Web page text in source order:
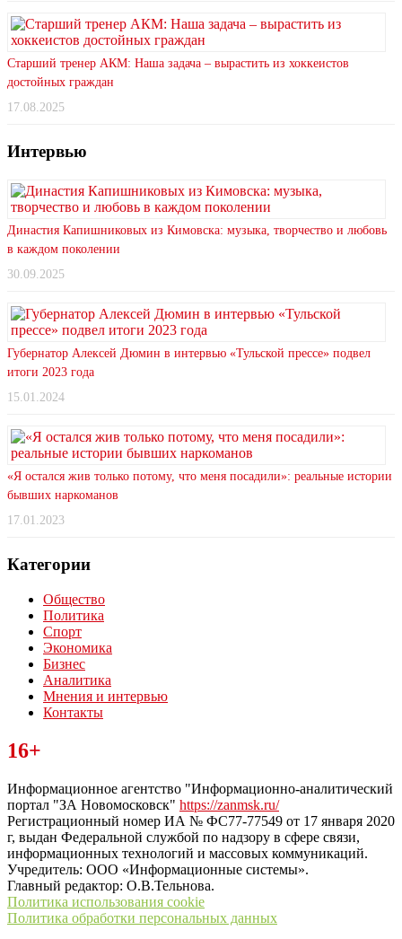
Старший тренер АКМ: Наша задача – вырастить из хоккеистов
достойных граждан
17.08.2025
Интервью
Династия Капишниковых из Кимовска: музыка, творчество и любовь
в каждом поколении
30.09.2025
Губернатор Алексей Дюмин в интервью «Тульской прессе» подвел
итоги 2023 года
15.01.2024
«Я остался жив только потому, что меня посадили»: реальные истории
бывших наркоманов
17.01.2023
Категории
Общество
Политика
Спорт
Экономика
Бизнес
Аналитика
Мнения и интервью
Контакты
Читайте последние новости дня в Тульской области на сайте
“ЗаНовомосковск”
16+
Информационное агентство "Информационно-аналитический
портал "ЗА Новомосковск" https://zanmsk.ru/
Регистрационный номер ИА № ФС77-77549 от 17 января 2020
г, выдан Федеральной службой по надзору в сфере связи,
информационных технологий и массовых коммуникаций.
Учредитель: ООО «Информационные системы».
Главный редактор: О.В.Тельнова.
Политика использования cookie
Политика обработки персональных данных